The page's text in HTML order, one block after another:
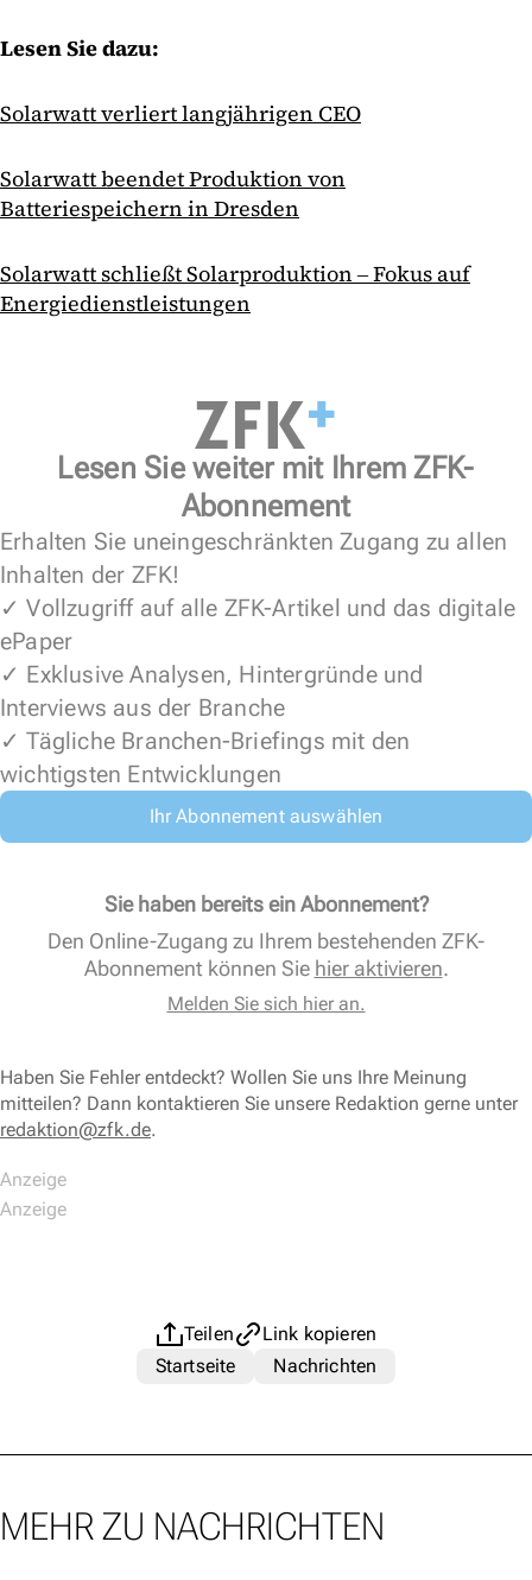
Lesen Sie dazu:
Solarwatt verliert langjährigen CEO
Solarwatt beendet Produktion von
Batteriespeichern in Dresden
Solarwatt schließt Solarproduktion ‒ Fokus auf
Energiedienstleistungen
Lesen Sie weiter mit Ihrem ZFK-
Abonnement
Erhalten Sie uneingeschränkten Zugang zu allen
Inhalten der ZFK!
✓ Vollzugriff auf alle ZFK-Artikel und das digitale
ePaper
✓ Exklusive Analysen, Hintergründe und
Interviews aus der Branche
✓ Tägliche Branchen-Briefings mit den
wichtigsten Entwicklungen
Ihr Abonnement auswählen
Sie haben bereits ein Abonnement?
Den Online-Zugang zu Ihrem bestehenden ZFK-
Abonnement können Sie hier aktivieren.
Melden Sie sich hier an.
Haben Sie Fehler entdeckt? Wollen Sie uns Ihre Meinung
mitteilen? Dann kontaktieren Sie unsere Redaktion gerne unter
redaktion@zfk.de.
Teilen
Link kopieren
Startseite
Nachrichten
MEHR ZU NACHRICHTEN